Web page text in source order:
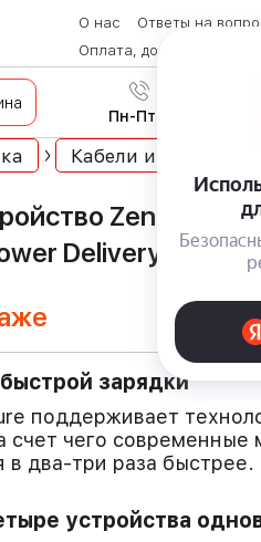
О нас
Ответы на
Оплата, доставка и
8 (800)
Пн-Пт с 9:00 до
Кабели и адаптеры
Zendure A-
Delivery
зарядки
поддерживает
счет чего современные
в два-три раза быстрее.
устройства